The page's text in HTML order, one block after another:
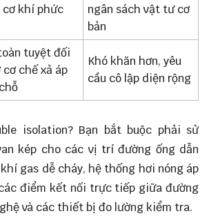
cơ khí phức
ngân sách vật tư cơ
bản
tuyệt đối
cơ chế xả áp
Khó khăn hơn, yêu
cầu cô lập diện rộng
isolation? Bạn bắt buộc phải sử
kép cho các vị trí đường ống dẫn
gas dễ cháy, hệ thống hơi nóng áp
điểm kết nối trực tiếp giữa đường
và các thiết bị đo lường kiểm tra.